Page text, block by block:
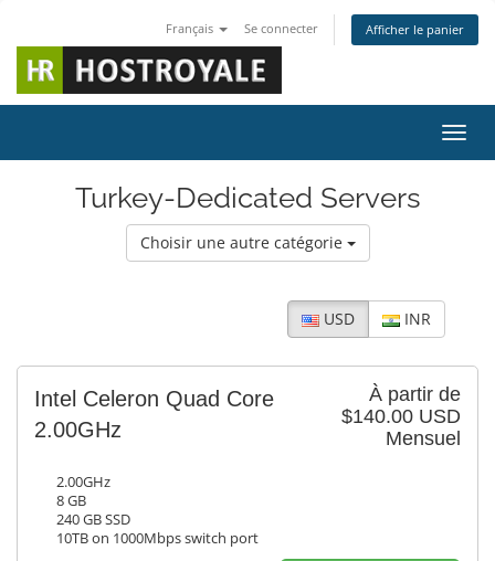
Français Se connecter Afficher le panier
Turkey-Dedicated Servers
Choisir une autre catégorie
USD INR
À partir de
$140.00 USD
Mensuel
Intel Celeron Quad Core
2.00GHz
2.00GHz
8 GB
240 GB SSD
10TB on 1000Mbps switch port